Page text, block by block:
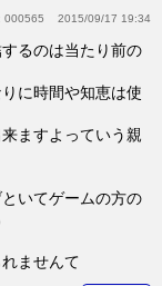
000565 2015/09/17 19:34
るのは当たり前の
に時間や知恵は使
ますよっていう親
いてゲームの方の
ませんて